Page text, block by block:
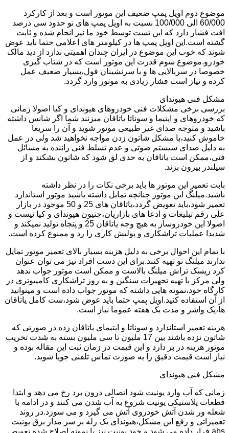
موضوع دوم اویل پمپ ضعیف این موتور است و بعد از کارکرد
60/000 الی 100/000 نسبت به اویل پمپ های نو حدود سی درصد
افت فشار دارد که این تست توسط خود ما نیز انجام شده و ثابت
گشته است.این اویل پمپ ها در کیلومتر های اعلامی حتما باید عوض
شوند که خوب این موضوع در ایران چندان اهمیتی ندارد از دید مالک
خودرو.موضوع سوم قدرت این موتور است که در شتاب گیری
خصوصا در سربالایی ها و با سرنشینان فول،بسیار ضعیف عمل
کرده و نیاز است فشار زیادی به موتور وارد گردد.
مشکل فنی هیوندای
بررسی برخی مشکلات فنی خودروهای هیوندای و کیا اصولا زمانی
که خودروهای و اپتیما و سوناتا یاتاقان میزنند شما اگر شانس داشته
باشید و متوجه صدای غیر طبیعی موتور شوید و آن را سریعا
خاموش کنید،با مشکل شاتون زدن مواجه نخواهید شد ولی در عمل
به دلیل صدای سیستم صوتی و عدم تسلط فنی راننده به مسائل
فنی،ممکن است یاتاقان به حدی لق شود که شاتون بشکند و از
سیلندر بیرون بزند.
بابت تعمیر این موتور ها باید برخی نکات را در نظر داشته
باشید.میلنگ این موتور چنانچه تمایل داشته باشید موتور استاندارد
تعمیر شود،باید تعویض گردد،یاتاقان های 25 و 50 موجود در بازار
علی رقم تبلیغات و ادعا های بازاریان،جنیون هیوندای و کیا نیست و
اصولا این خودروساز به هیچ وجه یاتاقان 25 و پنجاه تولید نمیکند و
شدیدا عملیات تراشکاری و پولیش کاری را رد و ممنوع کرده است.
با تمام این احوال برخی به دلیل هزینه بسیار بالای تعمیر موتور تمایل
ندارند میلنگ نو تهیه کنند.برای این دست افراد نیز می توان عنوان
کرد ریسک تراش میلنگ بالاست و ممکن است موتور جواب ندهد
ولی مرکز با تهیه تجهیزات سنگین و به روز تراشکاری کامپیوتری در
کارگاه خود،نمونه هایی داشته که موتور جواب داده است و میتوانید
از آن استفاده کنید.اویل پمپ حتما باید عوض شود،ست کامل یاتاقان
ها،پک واشر و مدت یک هفته عموما نیاز است.
هزینه تعمیر استاندارد و سوناتا و اپتیمای یاتاقان زده در صورتی که
شاتون نزده باشند بین 17 ملیون تا سی ملیون بسته به شدت تخریب
موتور هزینه در بر دارد و این قیمت در زمان ثبت این مقاله بوده و
نیاز است قیمت دقیق را به صورت تماس تلفنی جویا شوید.
مشکل فنی هیوندای
زمانی که آب وارد یونیت شود اتصالی درون برد رخ می دهد و ابتدا
قطعات پلاستیکی یونیت شروع به آب شدن می کنند و در ادامه با
شعله ور شدن آتش خودروی آتش می گیرد و می سوزد.در روند
تعمیراتی و رفع این مشکل،هیوندای یک رله بر سر مدار برق یونیت
abs قرار داده می شود و خود یونیت نیز با نمونه اصلاح شده تعویض